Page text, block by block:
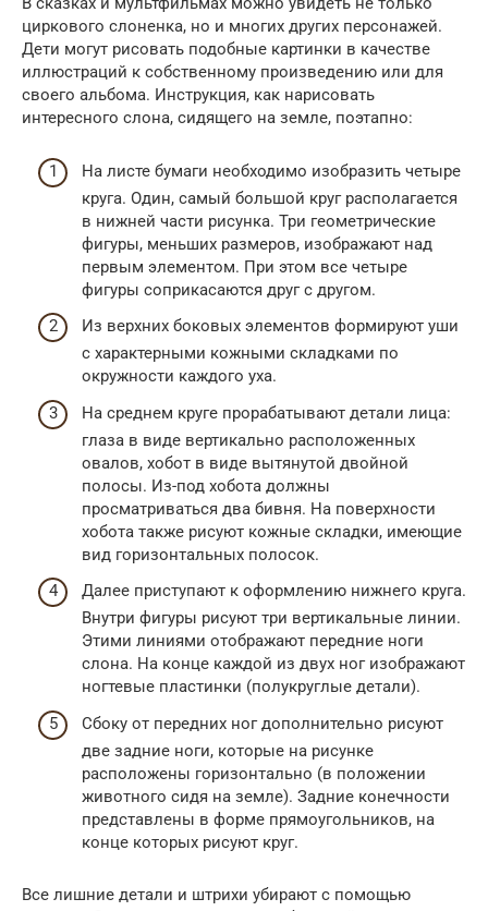
циркового слоненка, но и многих других персонажей.
Дети могут рисовать подобные картинки в качестве
иллюстраций к собственному произведению или для
своего альбома. Инструкция, как нарисовать
интересного слона, сидящего на земле, поэтапно:
На листе бумаги необходимо изобразить четыре
круга. Один, самый большой круг располагается
в нижней части рисунка. Три геометрические
фигуры, меньших размеров, изображают над
первым элементом. При этом все четыре
фигуры соприкасаются друг с другом.
Из верхних боковых элементов формируют уши
с характерными кожными складками по
окружности каждого уха.
На среднем круге прорабатывают детали лица:
глаза в виде вертикально расположенных
овалов, хобот в виде вытянутой двойной
полосы. Из-под хобота должны
просматриваться два бивня. На поверхности
хобота также рисуют кожные складки, имеющие
вид горизонтальных полосок.
Далее приступают к оформлению нижнего круга.
Внутри фигуры рисуют три вертикальные линии.
Этими линиями отображают передние ноги
слона. На конце каждой из двух ног изображают
ногтевые пластинки (полукруглые детали).
Сбоку от передних ног дополнительно рисуют
две задние ноги, которые на рисунке
расположены горизонтально (в положении
животного сидя на земле). Задние конечности
представлены в форме прямоугольников, на
конце которых рисуют круг.
Все лишние детали и штрихи убирают с помощью